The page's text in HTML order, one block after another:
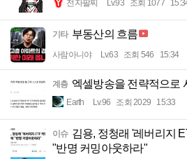
전자팔찌 Lv.93 조회 1077
기타 부동산의 흐름
사람아니야 Lv.63 조회 546 15:34
계층 엑셀방송을 전략적으로
Earth Lv.96 조회 2029 15:33
이슈 김용, 정청래 '레버리지
"반명 커밍아웃하라"